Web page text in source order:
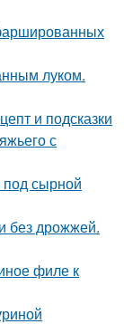
луком.
и подсказки
с
сырной
без дрожжей.
филе к